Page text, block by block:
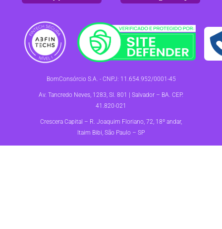
BomConsórcio S.A. - CNPJ: 11.654.952/0001-45
Av. Tancredo Neves, 1283, Sl. 801 | Salvador – BA. CEP.
41.820-021
Crescera Capital – R. Joaquim Floriano, 72, 18º andar,
Itaim Bibi, São Paulo – SP